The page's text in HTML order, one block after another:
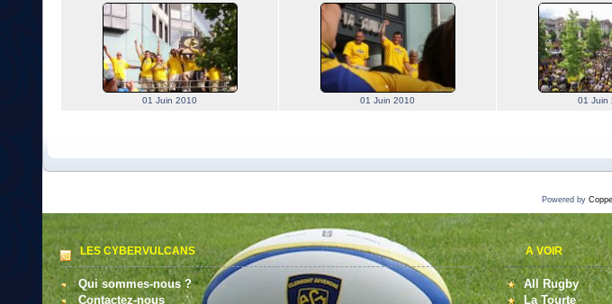
01 Juin 2010 01 Juin 2010 01 Juin
Powered by
LES CYBERVULCANS
Qui sommes-nous ?
Contactez-nous
A VOIR
All Rugby
La Tourte